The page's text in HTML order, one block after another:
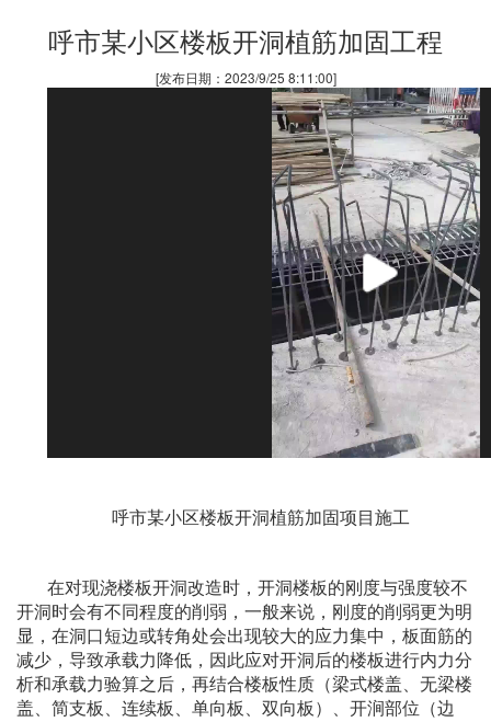
呼市某小区楼板开洞植筋加固工程
[发布日期：2023/9/25 8:11:00]
呼市某小区楼板开洞植筋加固项目施工
在对现浇楼板开洞改造时，开洞楼板的刚度与强度较不
开洞时会有不同程度的削弱，一般来说，刚度的削弱更为明
显，在洞口短边或转角处会出现较大的应力集中，板面筋的
减少，导致承载力降低，因此应对开洞后的楼板进行内力分
析和承载力验算之后，再结合楼板性质（梁式楼盖、无梁楼
盖、简支板、连续板、单向板、双向板）、开涧部位（边